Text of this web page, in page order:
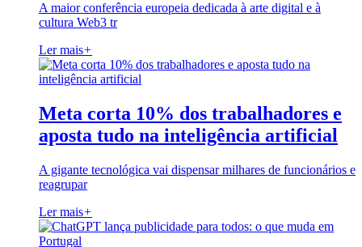
A maior conferência europeia dedicada à arte digital e à
cultura Web3 tr
Ler mais+
Meta corta 10% dos trabalhadores e
aposta tudo na inteligência artificial
A gigante tecnológica vai dispensar milhares de funcionários e
reagrupar
Ler mais+